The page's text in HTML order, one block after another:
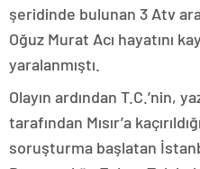
şeridinde bulunan 3 Atv
Oğuz Murat Acı hayatını
yaralanmıştı.
Olayın ardından T.C.’nin,
tarafından Mısır’a
soruşturma başlatan